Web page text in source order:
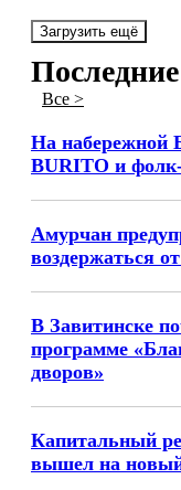
Загрузить ещё
Все >
На набережной
BURITO и
Амурчан
воздержаться
В Завитинске
программе
дворов»
Капитальный
вышел на